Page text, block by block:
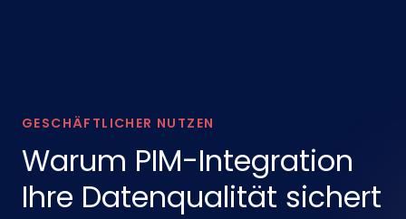
GESCHÄFTLICHER NUTZEN
Warum PIM-Integration
Ihre Datenqualität sichert